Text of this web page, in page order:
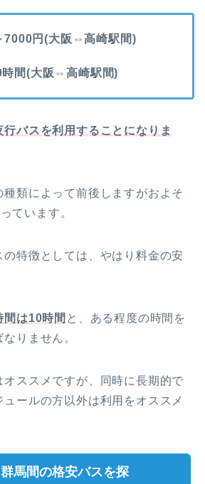
7000円(大阪⇔高崎駅間)
時間(大阪⇔高崎駅間)
行バスを利用することになりま
類によって前後しますがおよそ
ています。
特徴としては、やはり料金の安
間は10時間 と、ある程度の時間を
りません。
ススメですが、同時に長期的で
ールの方以外は利用をオススメ
馬間の格安バスを探